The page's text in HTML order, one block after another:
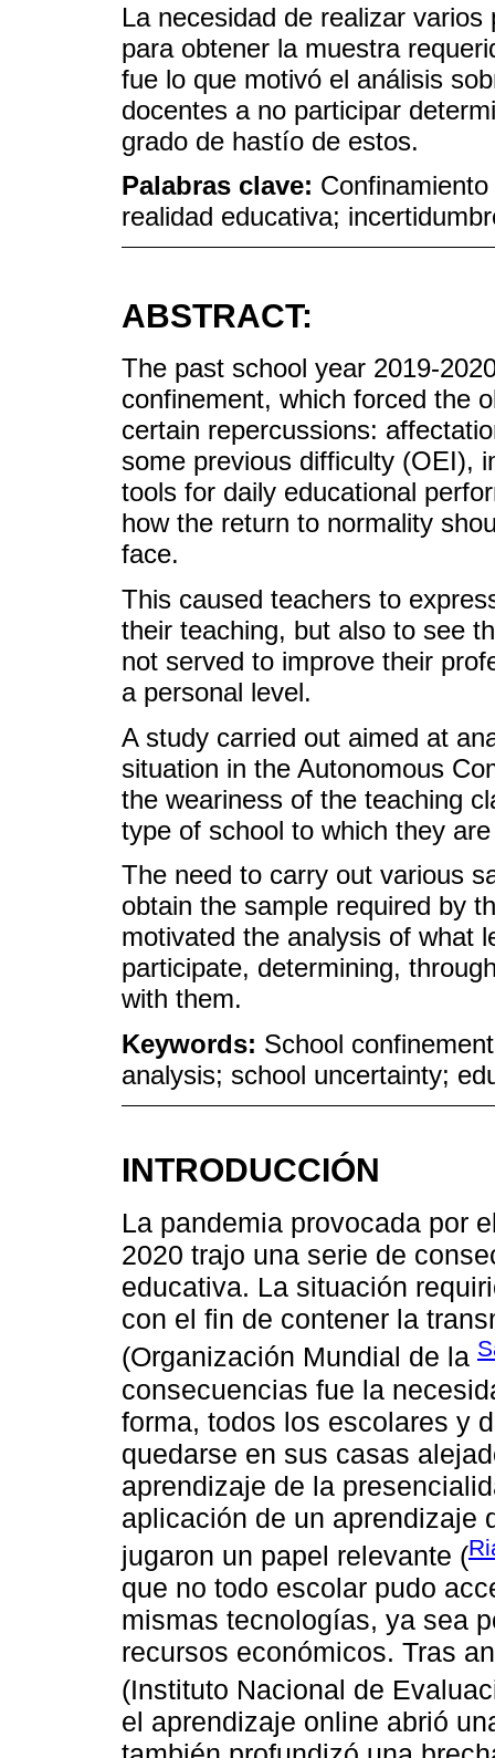
La necesidad de realizar
para obtener la muestra
fue lo que motivó el análisis
docentes a no participar
grado de hastío de estos.
Palabras clave:
realidad educativa;
ABSTRACT:
The past school year 2019-
confinement, which forced the
certain repercussions:
some previous difficulty (OEI),
tools for daily educational
how the return to normality
face.
This caused teachers to
their teaching, but also to see
not served to improve their
a personal level.
A study carried out aimed at
situation in the Autonomous
the weariness of the teaching
type of school to which they
The need to carry out various
obtain the sample required by
motivated the analysis of what
participate, determining,
with them.
Keywords: School
analysis; school uncertainty;
INTRODUCCIÓN
La pandemia provocada por
2020 trajo una serie de
educativa. La situación
con el fin de contener la
(Organización Mundial de la
consecuencias fue la
forma, todos los escolares y
quedarse en sus casas
aprendizaje de la
aplicación de un aprendizaje
jugaron un papel relevante (
que no todo escolar pudo
mismas tecnologías, ya sea
recursos económicos. Tras
(Instituto Nacional de
el aprendizaje online abrió